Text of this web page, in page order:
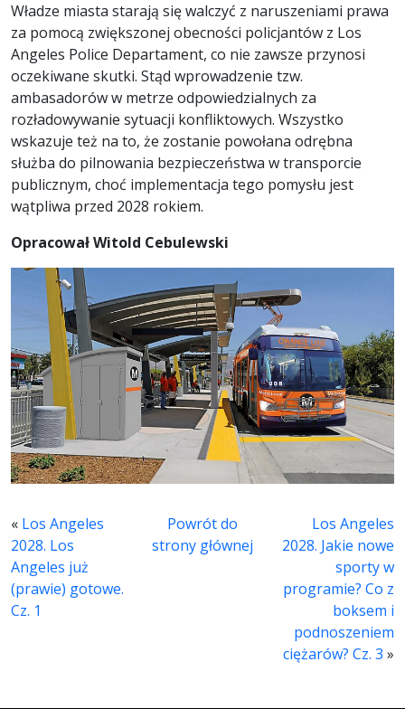
Władze miasta starają się walczyć z naruszeniami prawa
za pomocą zwiększonej obecności policjantów z Los
Angeles Police Departament, co nie zawsze przynosi
oczekiwane skutki. Stąd wprowadzenie tzw.
ambasadorów w metrze odpowiedzialnych za
rozładowywanie sytuacji konfliktowych. Wszystko
wskazuje też na to, że zostanie powołana odrębna
służba do pilnowania bezpieczeństwa w transporcie
publicznym, choć implementacja tego pomysłu jest
wątpliwa przed 2028 rokiem.
Opracował Witold Cebulewski
« Los Angeles
2028. Los
Angeles już
(prawie) gotowe.
Cz. 1
Powrót do
strony głównej
Los Angeles
2028. Jakie nowe
sporty w
programie? Co z
boksem i
podnoszeniem
ciężarów? Cz. 3 »